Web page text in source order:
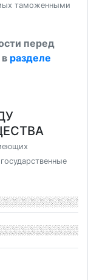
таможенными
перед
разделе